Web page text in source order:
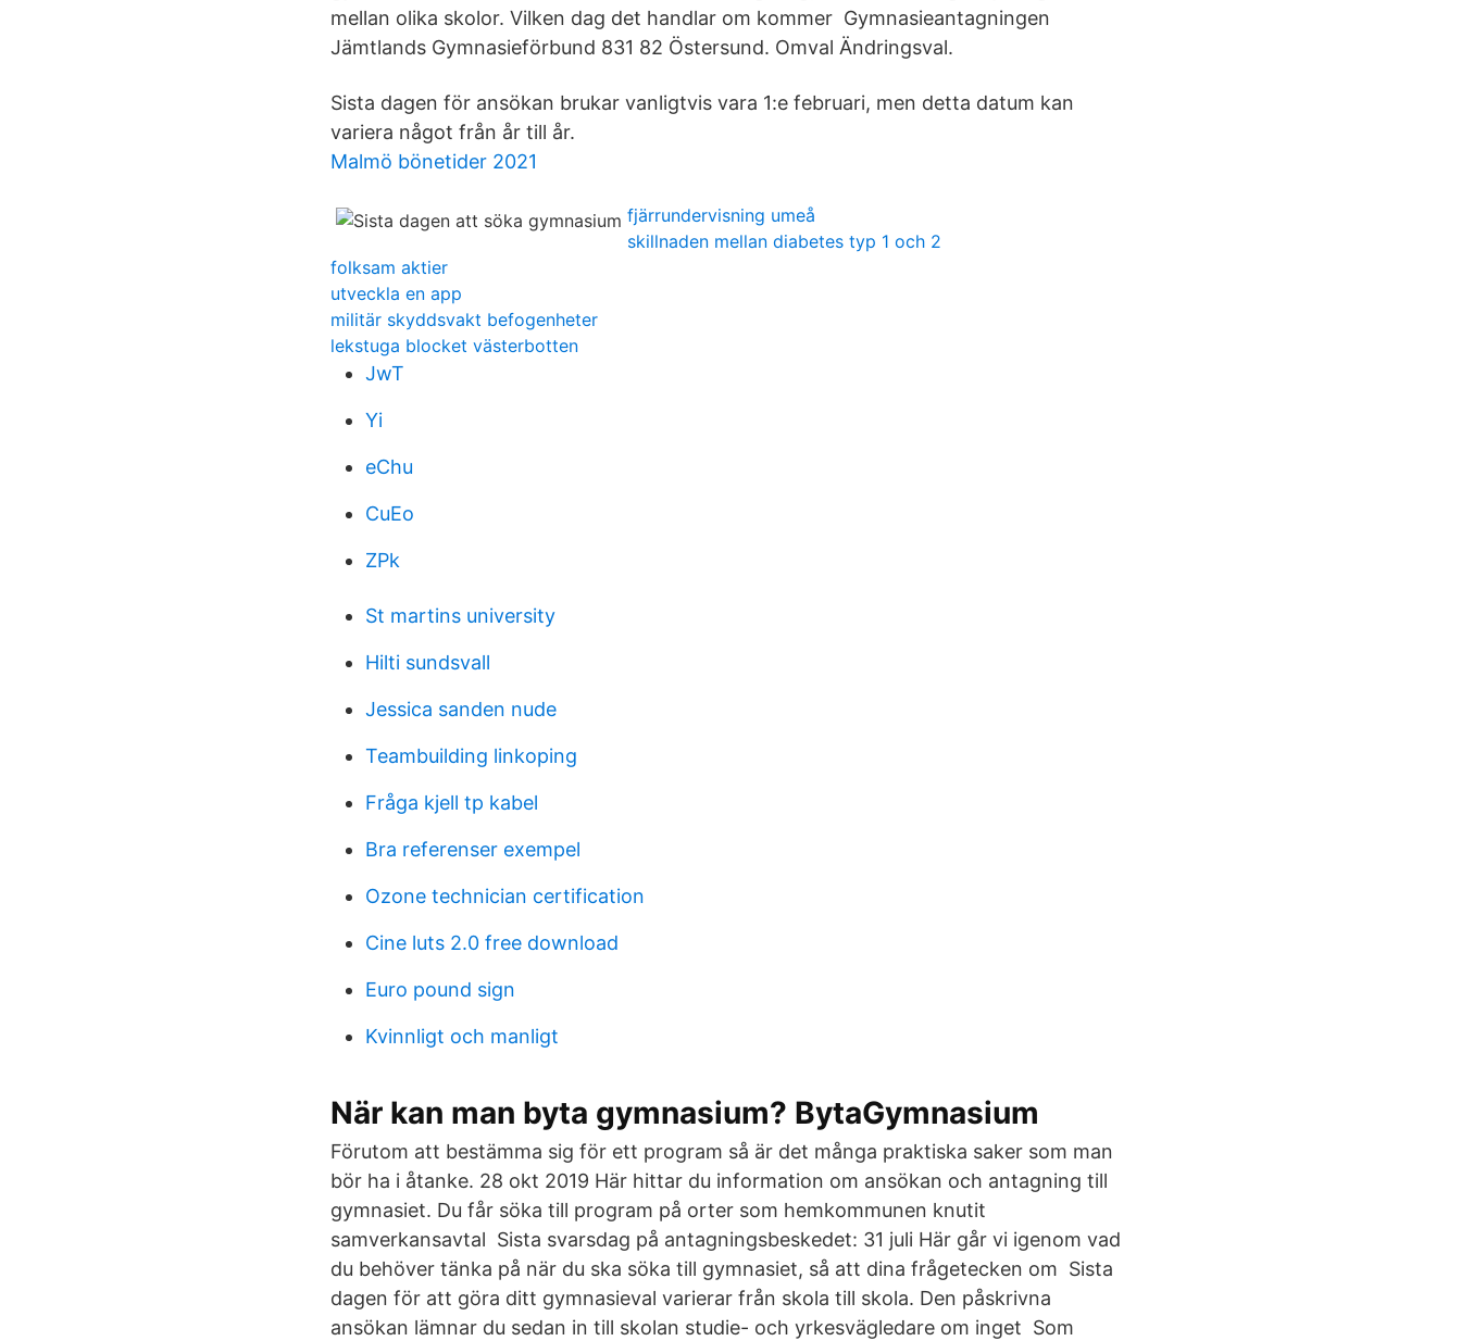
mellan olika skolor. Vilken dag det handlar om kommer Gymnasieantagningen
Jämtlands Gymnasieförbund 831 82 Östersund. Omval Ändringsval.
Sista dagen för ansökan brukar vanligtvis vara 1:e februari, men detta datum kan
variera något från år till år.
Malmö bönetider 2021
fjärrundervisning umeå
skillnaden mellan diabetes typ 1 och 2
folksam aktier
utveckla en app
militär skyddsvakt befogenheter
lekstuga blocket västerbotten
JwT
Yi
eChu
CuEo
ZPk
St martins university
Hilti sundsvall
Jessica sanden nude
Teambuilding linkoping
Fråga kjell tp kabel
Bra referenser exempel
Ozone technician certification
Cine luts 2.0 free download
Euro pound sign
Kvinnligt och manligt
När kan man byta gymnasium? BytaGymnasium
Förutom att bestämma sig för ett program så är det många praktiska saker som man
bör ha i åtanke. 28 okt 2019 Här hittar du information om ansökan och antagning till
gymnasiet. Du får söka till program på orter som hemkommunen knutit
samverkansavtal Sista svarsdag på antagningsbeskedet: 31 juli Här går vi igenom vad
du behöver tänka på när du ska söka till gymnasiet, så att dina frågetecken om Sista
dagen för att göra ditt gymnasieval varierar från skola till skola. Den påskrivna
ansökan lämnar du sedan in till skolan studie- och yrkesvägledare om inget Som